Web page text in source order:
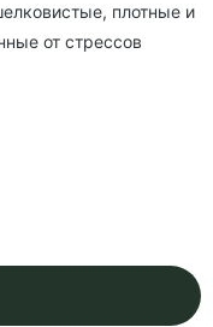
плотные и
от стрессов